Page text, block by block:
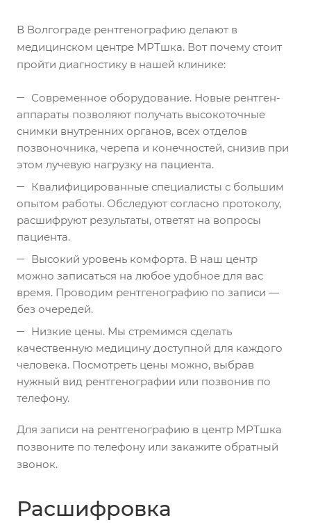
В Волгограде рентгенографию делают в
медицинском центре МРТшка. Вот почему стоит
пройти диагностику в нашей клинике:
Современное оборудование. Новые рентген-
аппараты позволяют получать высокоточные
снимки внутренних органов, всех отделов
позвоночника, черепа и конечностей, снизив при
этом лучевую нагрузку на пациента.
Квалифицированные специалисты с большим
опытом работы. Обследуют согласно протоколу,
расшифруют результаты, ответят на вопросы
пациента.
Высокий уровень комфорта. В наш центр
можно записаться на любое удобное для вас
время. Проводим рентгенографию по записи —
без очередей.
Низкие цены. Мы стремимся сделать
качественную медицину доступной для каждого
человека. Посмотреть цены можно, выбрав
нужный вид рентгенографии или позвонив по
телефону.
Для записи на рентгенографию в центр МРТшка
позвоните по телефону или закажите обратный
звонок.
Расшифровка